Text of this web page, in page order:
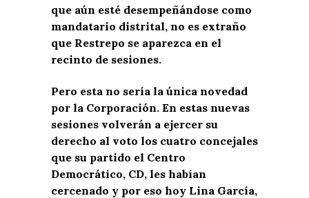
que aún esté desempeñándose como
mandatario distrital, no es extraño
que Restrepo se aparezca en el
recinto de sesiones.
Pero esta no sería la única novedad
por la Corporación. En estas nuevas
sesiones volverán a ejercer su
derecho al voto los cuatro concejales
que su partido el Centro
Democrático, CD, les habían
cercenado y por eso hoy Lina García,